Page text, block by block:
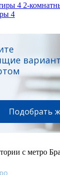
4 2-
4
Подобрать
с метро